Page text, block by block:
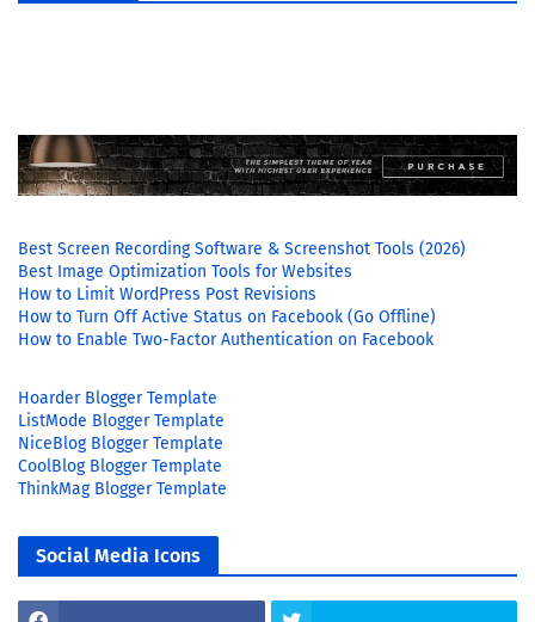
Best Screen Recording Software & Screenshot Tools (2026)
Best Image Optimization Tools for Websites
How to Limit WordPress Post Revisions
How to Turn Off Active Status on Facebook (Go Offline)
How to Enable Two-Factor Authentication on Facebook
Hoarder Blogger Template
ListMode Blogger Template
NiceBlog Blogger Template
CoolBlog Blogger Template
ThinkMag Blogger Template
Social Media Icons